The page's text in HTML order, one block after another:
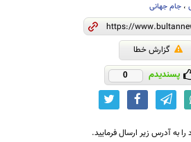
، جام جهانی
گزارش خطا
پسندیدم 0
به آدرس زیر ارسال فرمایید.